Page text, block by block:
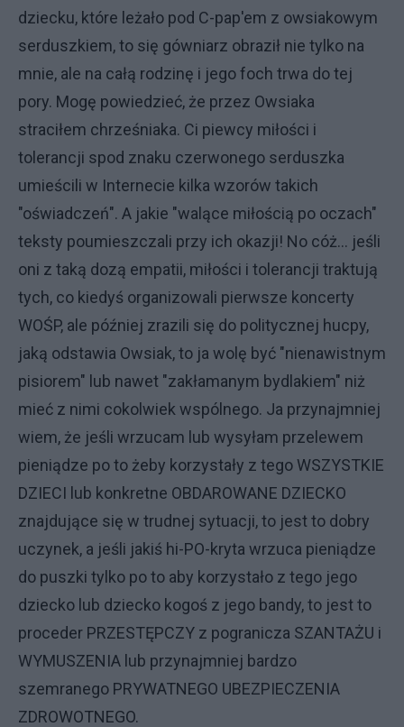
dziecku, które leżało pod C-pap'em z owsiakowym
serduszkiem, to się gówniarz obraził nie tylko na
mnie, ale na całą rodzinę i jego foch trwa do tej
pory. Mogę powiedzieć, że przez Owsiaka
straciłem chrześniaka. Ci piewcy miłości i
tolerancji spod znaku czerwonego serduszka
umieścili w Internecie kilka wzorów takich
"oświadczeń". A jakie "walące miłością po oczach"
teksty poumieszczali przy ich okazji! No cóż... jeśli
oni z taką dozą empatii, miłości i tolerancji traktują
tych, co kiedyś organizowali pierwsze koncerty
WOŚP, ale później zrazili się do politycznej hucpy,
jaką odstawia Owsiak, to ja wolę być "nienawistnym
pisiorem" lub nawet "zakłamanym bydlakiem" niż
mieć z nimi cokolwiek wspólnego. Ja przynajmniej
wiem, że jeśli wrzucam lub wysyłam przelewem
pieniądze po to żeby korzystały z tego WSZYSTKIE
DZIECI lub konkretne OBDAROWANE DZIECKO
znajdujące się w trudnej sytuacji, to jest to dobry
uczynek, a jeśli jakiś hi-PO-kryta wrzuca pieniądze
do puszki tylko po to aby korzystało z tego jego
dziecko lub dziecko kogoś z jego bandy, to jest to
proceder PRZESTĘPCZY z pogranicza SZANTAŻU i
WYMUSZENIA lub przynajmniej bardzo
szemranego PRYWATNEGO UBEZPIECZENIA
ZDROWOTNEGO.